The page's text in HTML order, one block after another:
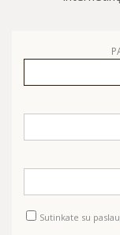
Sutinkate su